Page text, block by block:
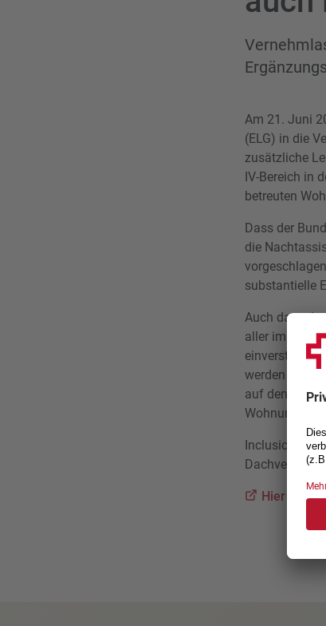
Am 21. Juni
(ELG) in die
zusätzliche
IV-Bereich in
betreuten
Dass der
die
substantielle
Auch dass
aller im
werden soll,
auf den
Wohnung
Inclusion
Dachverband
Hier